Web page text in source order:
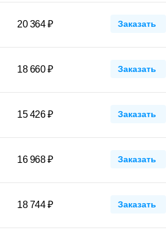
20 364 ₽ Заказать
18 660 ₽ Заказать
15 426 ₽ Заказать
16 968 ₽ Заказать
18 744 ₽ Заказать